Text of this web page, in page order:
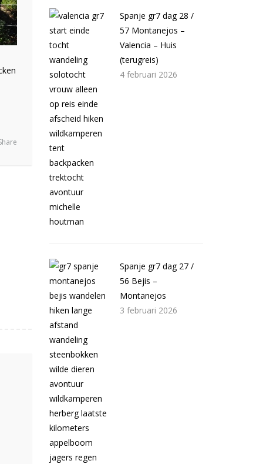
Spanje gr7 dag 28 /
57 Montanejos –
Valencia – Huis
(terugreis)
4 februari 2026
Spanje gr7 dag 27 /
56 Bejis –
Montanejos
3 februari 2026